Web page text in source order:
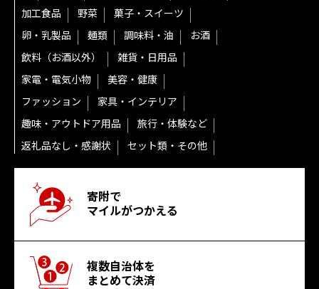
加工食品
野菜
菓子・スイーツ
卵・乳製品
麺類 調味料・油
お酒
飲料（お酒以外）
雑貨・日用品
家電・電気小物
美容・健康
ファッション
家具・インテリア
趣味・アウトドア用品
旅行・体験など
返礼品なし・感謝状
セット類・その他
寄附で
マイルがつかえる
複数自治体を
まとめて決済